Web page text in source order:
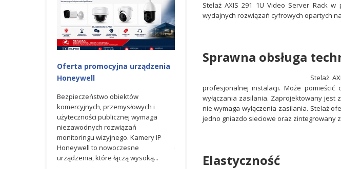
Stelaż AXIS 291 1U Video Server Rack
wydajnych rozwiązań cyfrowych opartych
Sprawna obsługa
Stelaż
profesjonalnej instalacji. Może
wyłączania zasilania. Zaprojektowany jest
nie wymaga wyłączenia zasilania. Stelaż
jedno gniazdo sieciowe oraz zintegrowany
Elastyczność
Oferta promocyjna urządzenia
Honeywell
Bezpieczeństwo obiektów
komercyjnych, przemysłowych i
użyteczności publicznej wymaga
niezawodnych rozwiązań
monitoringu wizyjnego. Kamery IP
Honeywell to nowoczesne
urządzenia, które łączą wysoką...
AXIS M3098-LV – kompaktowa
inteligentną analizą obrazu
AXIS M3098-LV to nowoczesna
kamera IP o rozdzielczości 4K (8 MP),
WDR oraz OptimizedIR zapewnia...